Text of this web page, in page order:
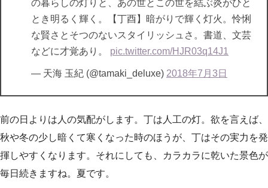
の暮らしの灯りと、あの世とこの世を結ぶ炎がひと
とき明るく輝く。【丁酉】暗がりで輝く灯火。怜悧
な賢さとそつのないスタイリッシュさ。書道、文芸
などに才覚あり。 pic.twitter.com/HJR03q14J1
— 天海 玉紀 (@tamaki_deluxe) 2018年7月3日
前の日よりは人の気配がします。丁は人工の灯。欲を言えば、
秋や冬の少し暗くて寒くなった時のほうが、丁はその実力を発
揮しやすくなります。それにしても、カラカラに乾いた景色が
毎日続きますね。夏です。